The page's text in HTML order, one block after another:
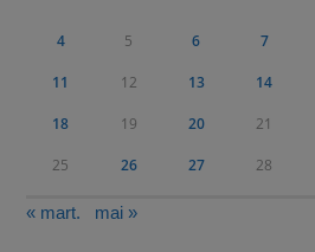
4 5 6 7
11 12 13 14
18 19 20 21
25 26 27 28
« mart. mai »